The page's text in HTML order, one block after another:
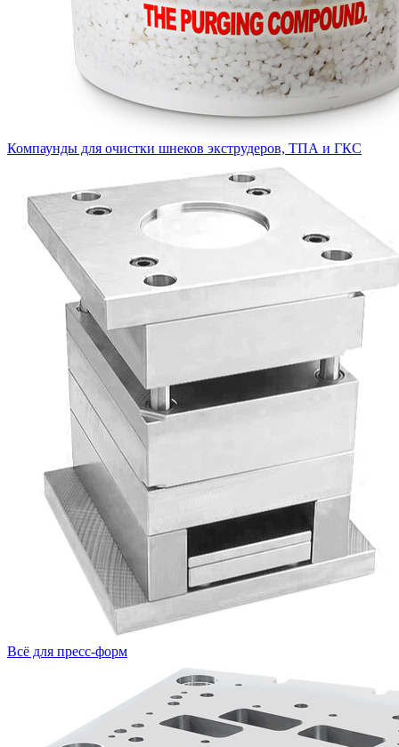
Компаунды для очистки шнеков экструдеров, ТПА и ГКС
Всё для пресс-форм